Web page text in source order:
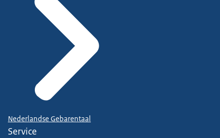
Nederlandse Gebarentaal
Service